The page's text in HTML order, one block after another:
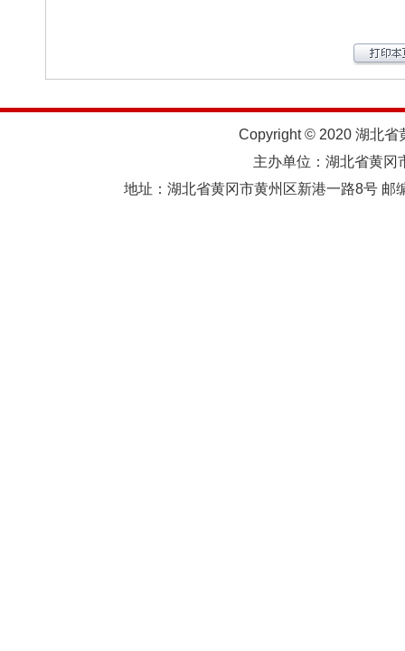
Copyright © 2020 湖北省
主办单位：湖北省黄
地址：湖北省黄冈市黄州区新港一路8号